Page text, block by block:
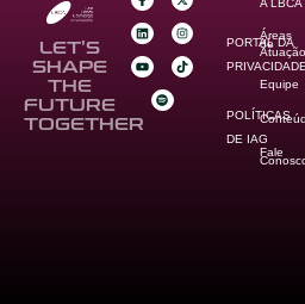
LET’S
SHAPE
THE
FUTURE
TOGETHER
PORTAL DA
PRIVACIDADE
POLÍTICAS
DE IAG
A LBCA
Áreas
de
Atuação
Equipe
Fale